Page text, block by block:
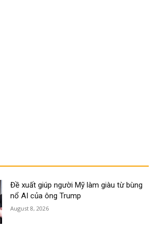
Đề xuất giúp người Mỹ làm giàu từ bùng
nổ AI của ông Trump
August 8, 2026